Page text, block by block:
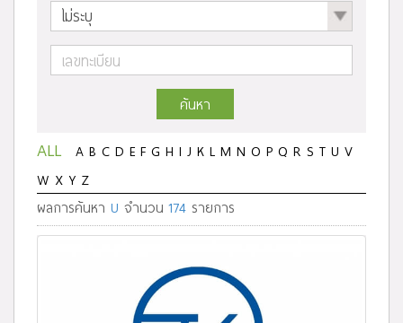
ค้นหา
ALL A B C D E F G H I J K L M N O P Q R S T U V
W X Y Z
ผลการค้นหา U จำนวน174 รายการ